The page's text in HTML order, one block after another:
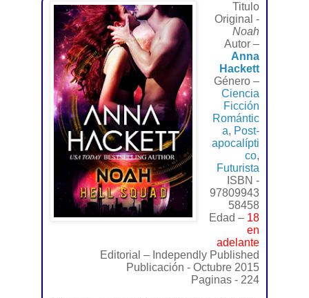
Titulo
Original -
Noah
Autor –
Anna
Hackett
Género –
Ciencia
Ficción
Romántic
a, Post-
apocalípti
co,
Futurista
ISBN -
97809943
58458
Edad – 18
en
adelante
Editorial – Independly Published
Publicación - Octubre 2015
Paginas - 224